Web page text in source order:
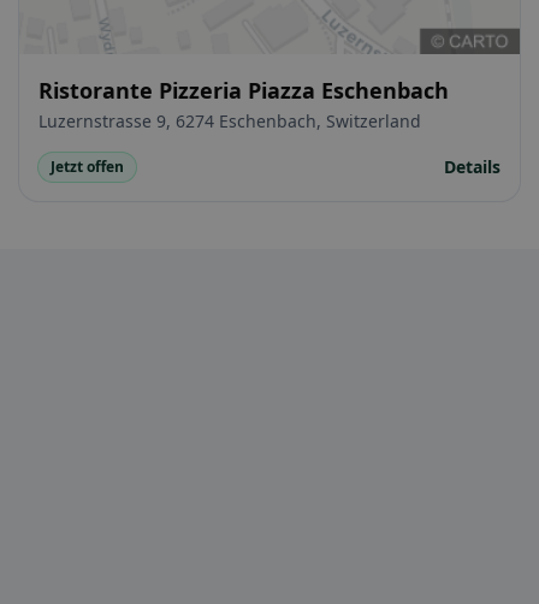
Ristorante Pizzeria Piazza Eschenbach
Luzernstrasse 9, 6274 Eschenbach, Switzerland
Jetzt offen Details